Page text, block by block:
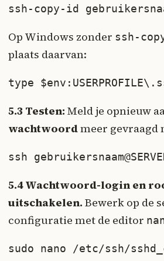
ssh-copy-id
Op Windows zonder ssh-
plaats daarvan:
type
5.3 Testen: Meld je opnieuw
wachtwoordmeer gevraagd
ssh
5.4 Wachtwoord-login en
uitschakelen. Bewerk op de
configuratie met de editor
sudo nano /etc/ssh/